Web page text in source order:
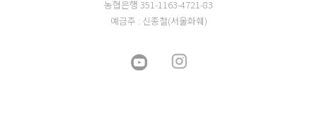
농협은행 351-1163-4721-83
예금주 : 신종철(서울화훼)